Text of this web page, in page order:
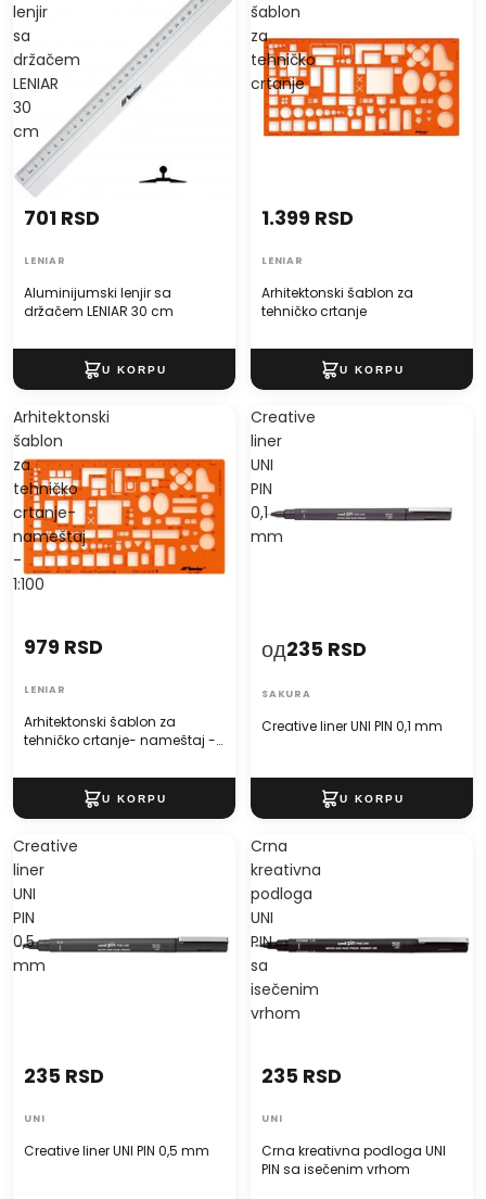
lenjir
sa
držačem
LENIAR
30
cm
Aluminijumski lenjir sa
držačem LENIAR 30 cm
701 RSD
LENIAR
šablon
za
tehničko
crtanje
Arhitektonski šablon za
tehničko crtanje
1.399 RSD
LENIAR
Arhitektonski
šablon
za
tehničko
crtanje-
nameštaj
-
1:100
Arhitektonski šablon za
tehničko crtanje- nameštaj -
979 RSD
LENIAR
Creative
liner
UNI
PIN
0,1
mm
Creative liner UNI PIN 0,1 mm
од235 RSD
SAKURA
Creative
liner
UNI
PIN
0,5
mm
Creative liner UNI PIN 0,5 mm
235 RSD
UNI
Crna
kreativna
podloga
UNI
PIN
sa
isečenim
vrhom
Crna kreativna podloga UNI
PIN sa isečenim vrhom
235 RSD
UNI